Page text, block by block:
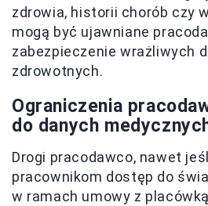
zdrowia, historii chorób czy
mogą być ujawniane
zabezpieczenie wrażliwych
zdrowotnych.
Ograniczenia
do danych
Drogi pracodawco, nawet
pracownikom dostęp do
w ramach umowy z